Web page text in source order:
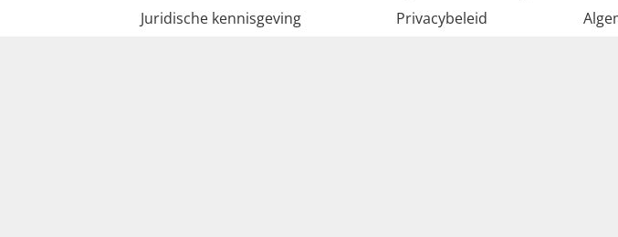
Juridische kennisgeving
Privacybeleid